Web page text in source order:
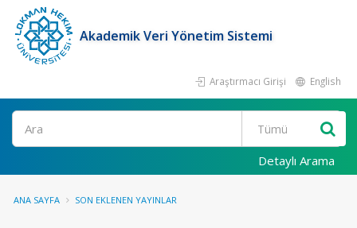
Akademik Veri Yönetim Sistemi
Araştırmacı Girişi English
Ara
Detaylı Arama
ANA SAYFA SON EKLENEN YAYINLAR